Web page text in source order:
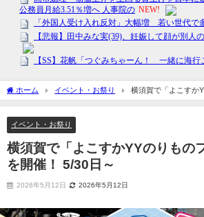
ホーム イベント・お祭り
横須賀で「よこすか
開催！ 5/30日～
イベント・お祭り
横須賀で「よこすかYYのりもの
を開催！ 5/30日～
2026年5月12日 2026年5月12日